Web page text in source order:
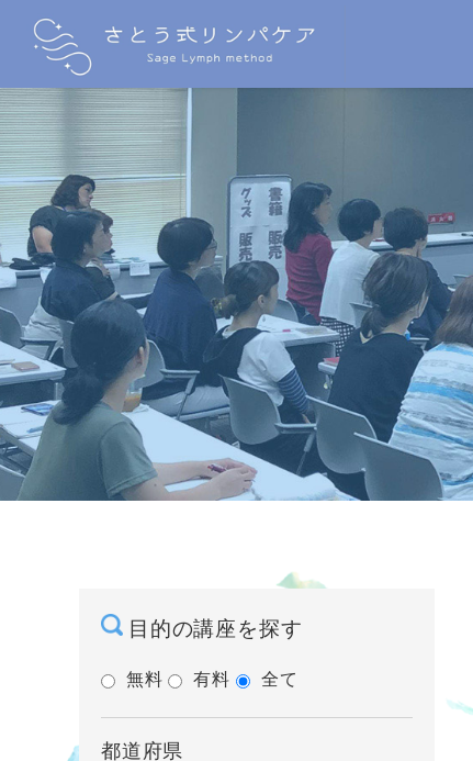
目的の講座を探す
無料 有料 全て
都道府県